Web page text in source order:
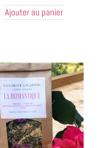
Ajouter au panier